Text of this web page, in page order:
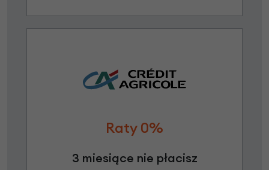
Raty 0%
3 miesiące nie płacisz